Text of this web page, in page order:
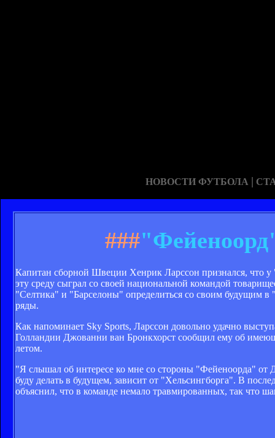
НОВОСТИ ФУТБОЛА |
###
Капитан сборной Швеции Хенрик Ларссон признался, что
эту среду сыграл со своей национальной командой
"Селтика" и "Барселоны" определиться со своим будущим в
ряды.
Как напоминает Sky Sports, Ларссон довольно удачно
Голландии Джованни ван Бронкхорст сообщил ему об
летом.
"Я слышал об интересе ко мне со стороны "Фейеноорда" от
буду делать в будущем, зависит от "Хельсингборга". В
объяснил, что в команде немало травмированных, так что